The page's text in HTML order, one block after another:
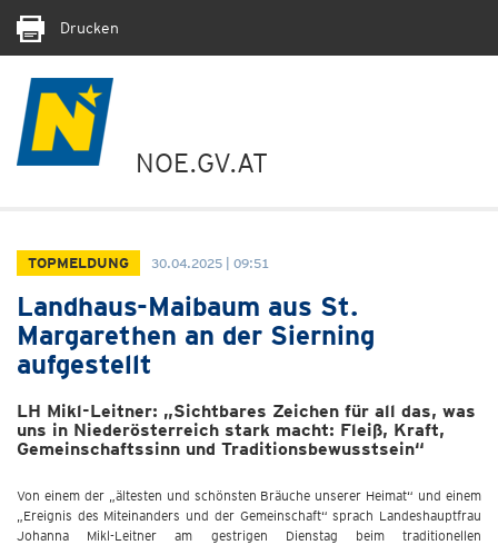
Drucken
NOE.GV.AT
TOPMELDUNG 30.04.2025 | 09:51
Landhaus-Maibaum aus St.
Margarethen an der Sierning
aufgestellt
LH Mikl-Leitner: „Sichtbares Zeichen für all das, was
uns in Niederösterreich stark macht: Fleiß, Kraft,
Gemeinschaftssinn und Traditionsbewusstsein“
Von einem der „ältesten und schönsten Bräuche unserer Heimat“ und einem
„Ereignis des Miteinanders und der Gemeinschaft“ sprach Landeshauptfrau
Johanna Mikl-Leitner am gestrigen Dienstag beim traditionellen